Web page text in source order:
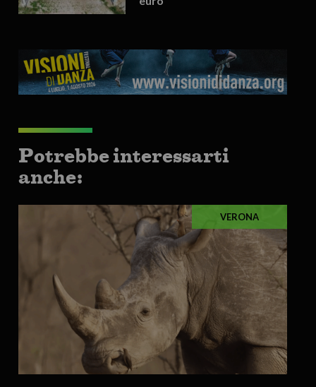
Potrebbe interessarti
anche:
VERONA